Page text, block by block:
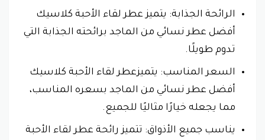
الرائحة الجذابة: يتميز عطر لقاء الأحبة كلاسيك
أفضل عطر نسائي من الماجد برائحته الجذابة التي
تدوم طويلًا.
السعر المناسب: يتميزعطر لقاء الأحبة كلاسيك
أفضل عطر نسائي من الماجد بسعره المناسب،
مما يجعله خيارًا مثاليًا للجميع.
يناسب جميع الأذواق: تتميز رائحة عطر لقاء الأحبة